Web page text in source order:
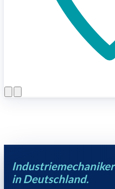
Industriemechaniker
in Deutschland.